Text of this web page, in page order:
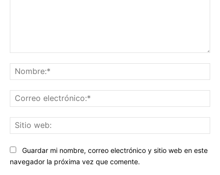
Guardar mi nombre, correo electrónico y sitio web en este
navegador la próxima vez que comente.